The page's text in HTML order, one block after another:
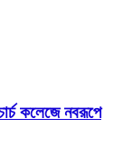
কলেজে নবরূপে